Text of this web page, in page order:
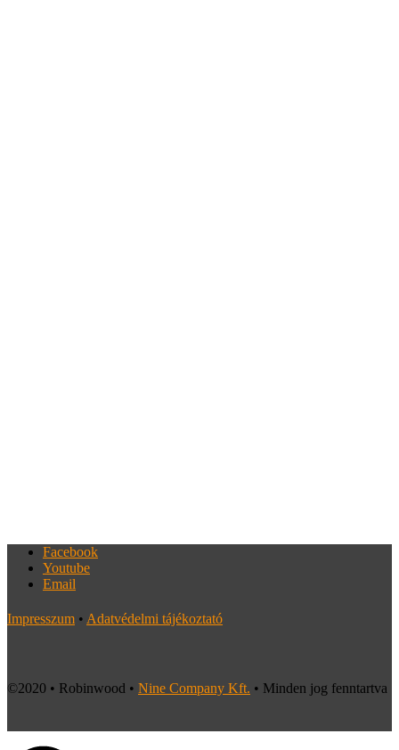
Facebook
Youtube
Email
Impresszum • Adatvédelmi tájékoztató
©2020 • Robinwood • Nine Company Kft. • Minden jog fenntartva